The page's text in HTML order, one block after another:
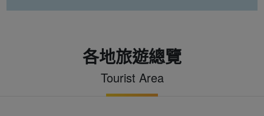
各地旅遊總覽
Tourist Area